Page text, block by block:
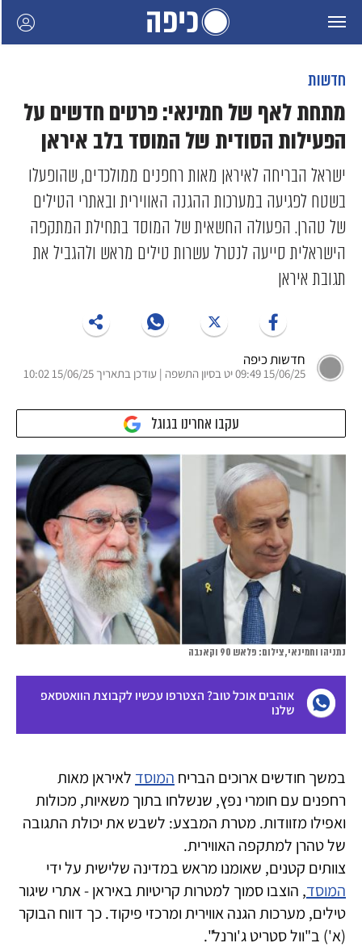
חדשות
מתחת לאף של חמינאי: פרטים חדשים על
הפעילות הסודית של המוסד בלב איראן
ישראל הבריחה לאיראן מאות רחפנים ממולכדים, שהופעלו
בשטח לפגיעה במערכות ההגנה האווירית ובאתרי הטילים
של טהרן. הפעולה החשאית של המוסד בתחילת המתקפה
הישראלית סייעה לנטרל עשרות טילים מראש ולהגביל את
תגובת איראן
חדשות כיפה
15/06/25 09:49 יט בסיון התשפה | עודכן בתאריך 15/06/25 10:02
עקבו אחרינו בגוגל
נתניהו וחמינאי, צילום: פלאש 90 וקאנבה
אוהבים אוכל טוב? הצטרפו עכשיו לקבוצת הוואטסאפ
שלנו
במשך חודשים ארוכים הבריח המוסד לאיראן מאות
רחפנים עם חומרי נפץ, שנשלחו בתוך משאיות, מכולות
ואפילו מזוודות. מטרת המבצע: לשבש את יכולת התגובה
של טהרן למתקפה האווירית.
צוותים קטנים, שאומנו מראש במדינה שלישית על ידי
המוסד, הוצבו סמוך למטרות קריטיות באיראן - אתרי שיגור
טילים, מערכות הגנה אווירית ומרכזי פיקוד. כך דווח הבוקר
(א') ב"וול סטריט ג'ורנל".